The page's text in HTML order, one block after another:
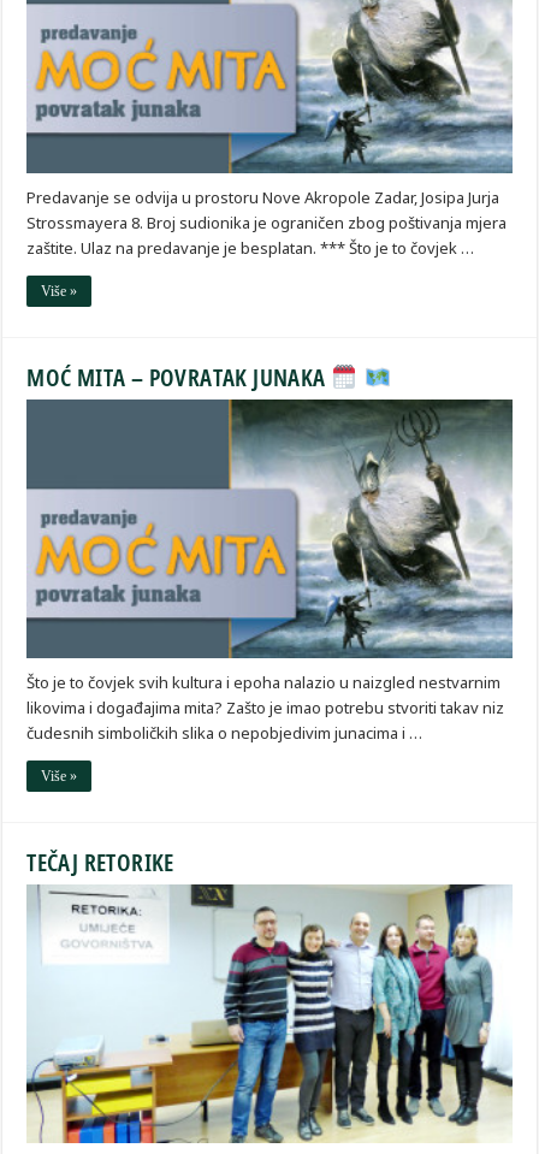
Predavanje se odvija u prostoru Nove Akropole Zadar, Josipa Jurja
Strossmayera 8. Broj sudionika je ograničen zbog poštivanja mjera
zaštite. Ulaz na predavanje je besplatan. *** Što je to čovjek …
Više »
MOĆ MITA – POVRATAK JUNAKA
Što je to čovjek svih kultura i epoha nalazio u naizgled nestvarnim
likovima i događajima mita? Zašto je imao potrebu stvoriti takav niz
čudesnih simboličkih slika o nepobjedivim junacima i …
Više »
TEČAJ RETORIKE